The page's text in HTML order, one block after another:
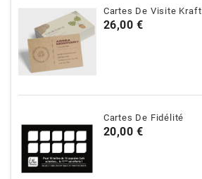
Cartes De Visite Kraft
26,00 €Prix
Cartes De Fidélité
20,00 €Prix